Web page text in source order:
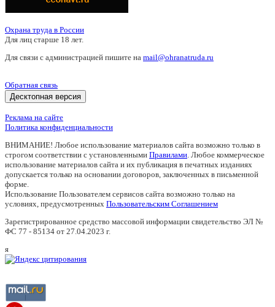
Охрана труда в России
Для лиц старше 18 лет.
Для связи с администрацией пишите на mail@ohranatruda.ru
Обратная связь
Десктопная версия
Реклама на сайте
Политика конфиденциальности
ВНИМАНИЕ! Любое использование материалов сайта возможно только в
строгом соответствии с установленными Правилами . Любое коммерческое
использование материалов сайта и их публикация в печатных изданиях
допускается только на основании договоров, заключенных в письменной
форме.
Использование Пользователем сервисов сайта возможно только на
условиях, предусмотренных Пользовательским Соглашением
Зарегистрированное средство массовой информации свидетельство ЭЛ №
ФС 77 - 85134 от 27.04.2023 г.
я